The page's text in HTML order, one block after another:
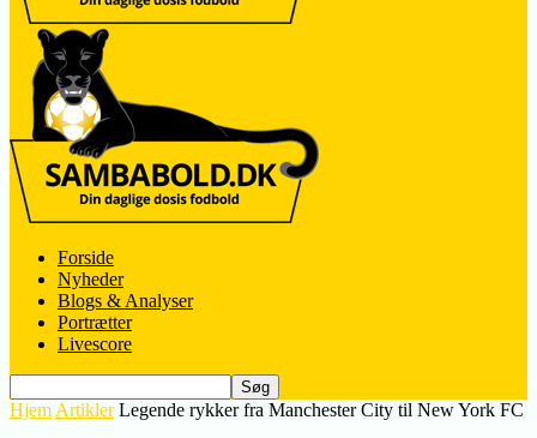
Forside
Nyheder
Blogs & Analyser
Portrætter
Livescore
Hjem Artikler Legende rykker fra Manchester City til New York FC